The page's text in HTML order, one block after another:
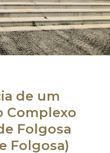
de um
Complexo
Folgosa
Folgosa)